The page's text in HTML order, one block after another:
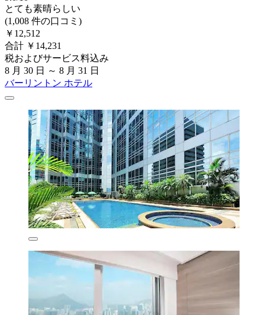
とても素晴らしい
(1,008 件の口コミ)
￥12,512
合計 ￥14,231
税およびサービス料込み
8 月 30 日 ～ 8 月 31 日
バーリントン ホテル